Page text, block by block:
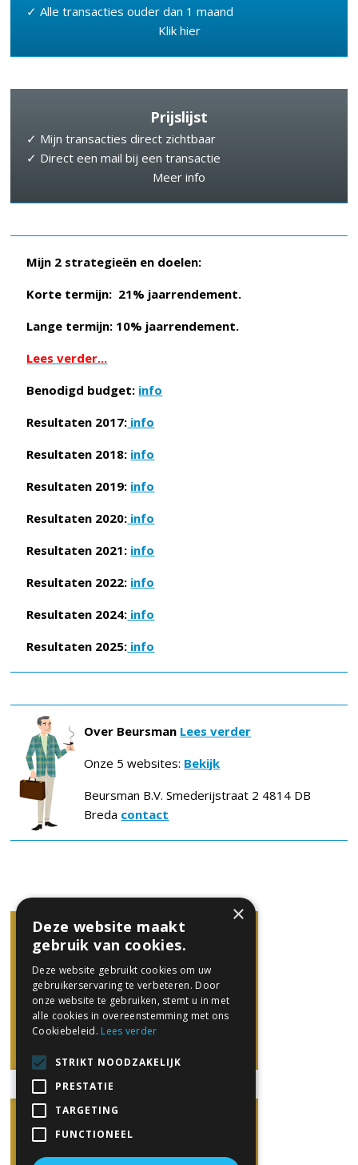
✓ Alle transacties ouder dan 1 maand
Klik hier
Prijslijst
✓ Mijn transacties direct zichtbaar
✓ Direct een mail bij een transactie
Meer info
Mijn 2 strategieën en doelen:
Korte termijn: 21% jaarrendement.
Lange termijn: 10% jaarrendement.
Lees verder...
Benodigd budget: info
Resultaten 2017: info
Resultaten 2018: info
Resultaten 2019: info
Resultaten 2020: info
Resultaten 2021: info
Resultaten 2022: info
Resultaten 2024: info
Resultaten 2025: info
Over Beursman Lees verder
Onze 5 websites: Bekijk
Beursman B.V. Smederijstraat 2 4814 DB
Breda contact
×
Deze website maakt
gebruik van cookies.
Deze website gebruikt cookies om uw
gebruikerservaring te verbeteren. Door
onze website te gebruiken, stemt u in met
alle cookies in overeenstemming met ons
Cookiebeleid. Lees verder
STRIKT NOODZAKELIJK
PRESTATIE
TARGETING
FUNCTIONEEL